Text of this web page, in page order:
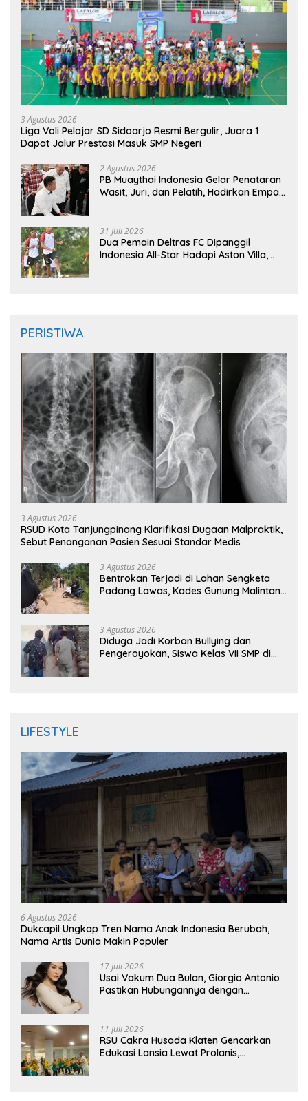
3 Agustus 2026
Liga Voli Pelajar SD Sidoarjo Resmi Bergulir, Juara 1
Dapat Jalur Prestasi Masuk SMP Negeri
2 Agustus 2026
PB Muaythai Indonesia Gelar Penataran
Wasit, Juri, dan Pelatih, Hadirkan Empat
31 Juli 2026
Dua Pemain Deltras FC Dipanggil
Indonesia All-Star Hadapi Aston Villa,
PERISTIWA
3 Agustus 2026
RSUD Kota Tanjungpinang Klarifikasi Dugaan Malpraktik,
Sebut Penanganan Pasien Sesuai Standar Medis
3 Agustus 2026
Bentrokan Terjadi di Lahan Sengketa
Padang Lawas, Kades Gunung Malintang
3 Agustus 2026
Diduga Jadi Korban Bullying dan
Pengeroyokan, Siswa Kelas VII SMP di
LIFESTYLE
6 Agustus 2026
Dukcapil Ungkap Tren Nama Anak Indonesia Berubah,
Nama Artis Dunia Makin Populer
17 Juli 2026
Usai Vakum Dua Bulan, Giorgio Antonio
Pastikan Hubungannya dengan
11 Juli 2026
RSU Cakra Husada Klaten Gencarkan
Edukasi Lansia Lewat Prolanis,